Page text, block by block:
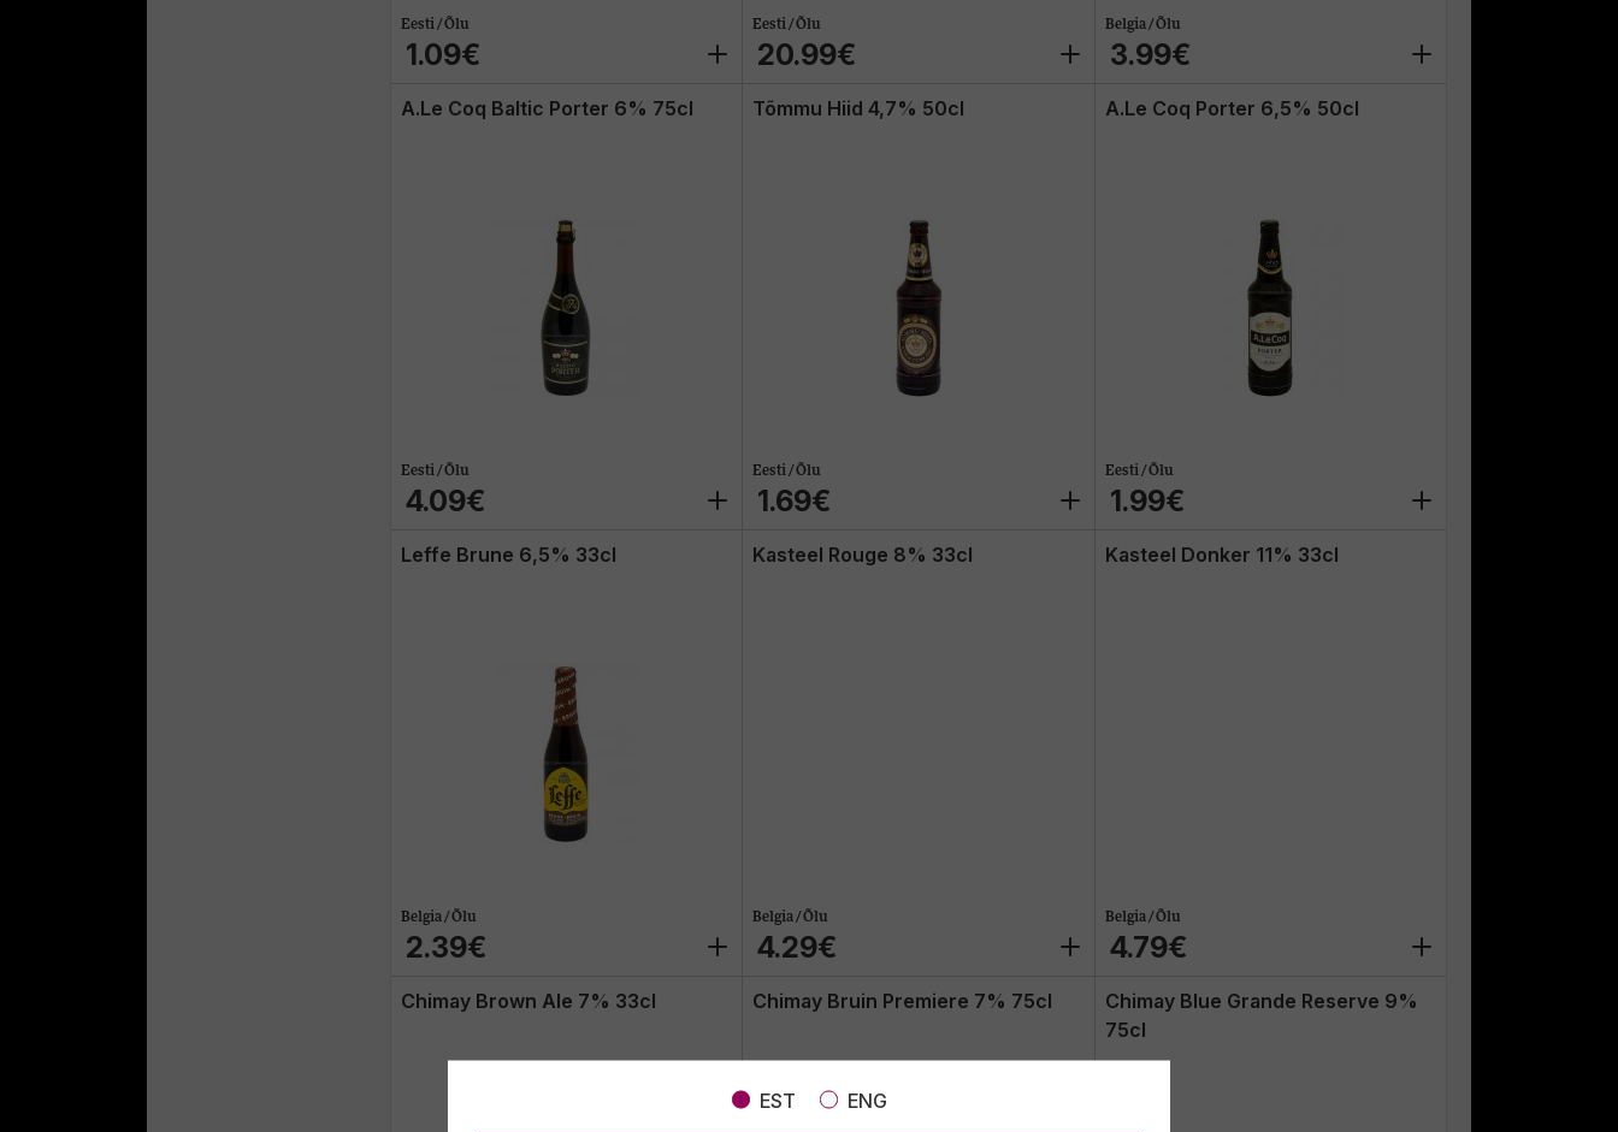
EST ENG
Eesti / Õlu
1.09€
Eesti / Õlu
20.99€
Belgia / Õlu
3.99€
A.Le Coq Baltic Porter 6% 75cl
Eesti / Õlu
4.09€
Tõmmu Hiid 4,7% 50cl
Eesti / Õlu
1.69€
A.Le Coq Porter 6,5% 50cl
Eesti / Õlu
1.99€
Leffe Brune 6,5% 33cl
Belgia / Õlu
2.39€
Kasteel Rouge 8% 33cl
Belgia / Õlu
4.29€
Kasteel Donker 11% 33cl
Belgia / Õlu
4.79€
Chimay Brown Ale 7% 33cl Chimay Bruin Premiere 7% 75cl
Chimay Blue Grande Reserve 9%
75cl